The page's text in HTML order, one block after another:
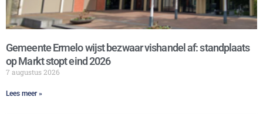
Gemeente Ermelo wijst bezwaar vishandel af: standplaats
op Markt stopt eind 2026
7 augustus 2026
Lees meer »